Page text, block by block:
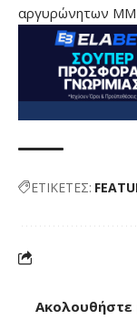
αργυρώνητων
ΕΤΙΚΕΤΕΣ:
Ακολουθήστε